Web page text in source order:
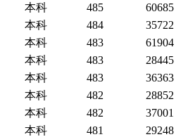
本科 485 60685
本科 484 35722
本科 483 61904
本科 483 28445
本科 483 36363
本科 482 28852
本科 482 37001
本科 481 29248